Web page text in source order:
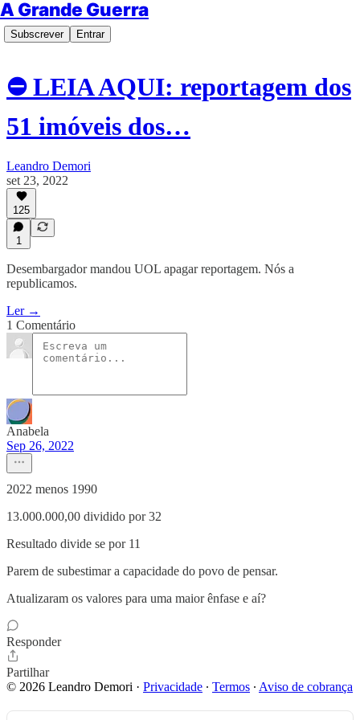
A Grande Guerra
Subscrever Entrar
⛔ LEIA AQUI: reportagem dos
51 imóveis dos…
Leandro Demori
set 23, 2022
125
1
Desembargador mandou UOL apagar reportagem. Nós a
republicamos.
Ler →
1 Comentário
Anabela
Sep 26, 2022
2022 menos 1990
13.000.000,00 dividido por 32
Resultado divide se por 11
Parem de subestimar a capacidade do povo de pensar.
Atualizaram os valores para uma maior ênfase e aí?
Responder
Partilhar
© 2026 Leandro Demori · Privacidade ∙ Termos ∙ Aviso de cobrança